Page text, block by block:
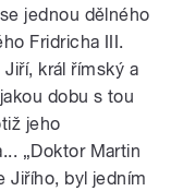
jednou dělného
Fridricha III.
král římský a
dobu s tou
jeho
„Doktor Martin
Jiřího, byl jedním